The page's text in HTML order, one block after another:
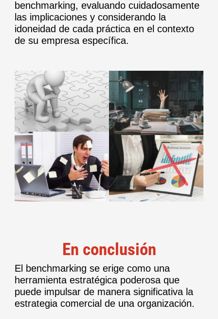
benchmarking, evaluando cuidadosamente
las implicaciones y considerando la
idoneidad de cada práctica en el contexto
de su empresa específica.
En conclusión
El benchmarking se erige como una
herramienta estratégica poderosa que
puede impulsar de manera significativa la
estrategia comercial de una organización.